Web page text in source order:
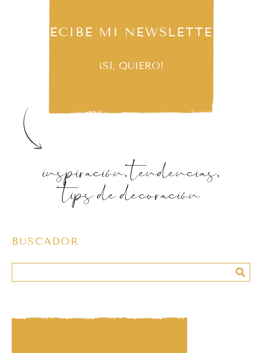
RECIBE MI NEWSLETTER
¡SÍ, QUIERO!
inspiración, tendencias,
tips de decoración
BUSCADOR